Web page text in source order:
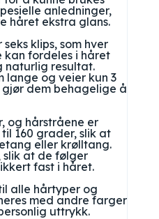
anledninger,
håret ekstra glans.
klips, som hver
kan fordeles i håret
naturlig resultat.
lange og veier kun 3
gjør dem behagelige å
og hårstråene er
160 grader, slik at
eller krølltang.
slik at de følger
fast i håret.
alle hårtyper og
med andre farger
uttrykk.